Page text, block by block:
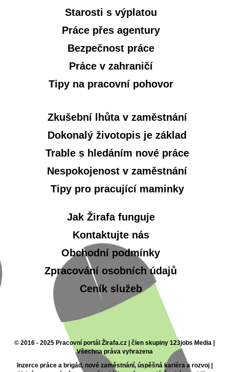
Starosti s výplatou
Práce přes agentury
Bezpečnost práce
Práce v zahraničí
Tipy na pracovní pohovor
Zkušební lhůta v zaměstnání
Dokonalý životopis je základ
Trable s hledáním nové práce
Nespokojenost v zaměstnání
Tipy pro pracující maminky
Jak Žirafa funguje
Kontaktujte nás
Obchodní podmínky
Zpracování osobních údajů
Ceník služeb
© 2016 - 2025 Pracovní portál Žirafa.cz | člen skupiny 123jobs Media |
Všechna práva vyhrazena
Inzerce práce a brigád, nové zaměstnání, úspěšná kariéra a rozvoj |